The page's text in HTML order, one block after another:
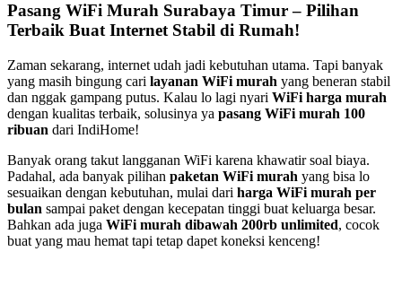
Pasang WiFi Murah Surabaya Timur – Pilihan
Terbaik Buat Internet Stabil di Rumah!
Zaman sekarang, internet udah jadi kebutuhan utama. Tapi banyak
yang masih bingung cari layanan WiFi murah yang beneran stabil
dan nggak gampang putus. Kalau lo lagi nyari WiFi harga murah
dengan kualitas terbaik, solusinya ya pasang WiFi murah 100
ribuan dari IndiHome!
Banyak orang takut langganan WiFi karena khawatir soal biaya.
Padahal, ada banyak pilihan paketan WiFi murah yang bisa lo
sesuaikan dengan kebutuhan, mulai dari harga WiFi murah per
bulan sampai paket dengan kecepatan tinggi buat keluarga besar.
Bahkan ada juga WiFi murah dibawah 200rb unlimited, cocok
buat yang mau hemat tapi tetap dapet koneksi kenceng!